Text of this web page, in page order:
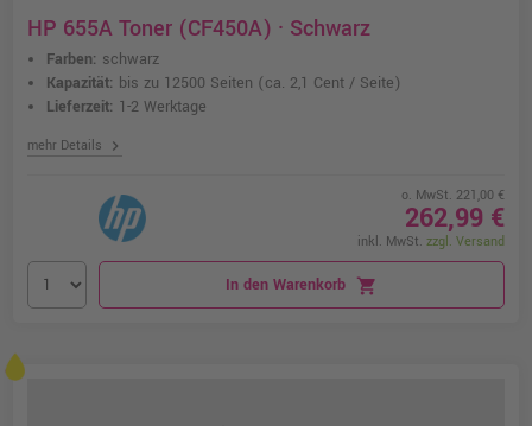
HP 655A Toner (CF450A) · Schwarz
Farben: schwarz
Kapazität: bis zu 12500 Seiten (ca. 2,1 Cent / Seite)
Lieferzeit: 1-2 Werktage
mehr Details chevron_right
o. MwSt. 221,00 €
262,99 €
inkl. MwSt. zzgl. Versand
In den Warenkorb shopping_cart